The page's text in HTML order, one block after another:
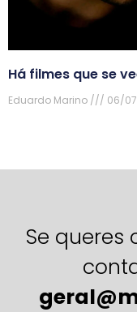
Há filmes que se
Eduardo Marino 06/
Se queres